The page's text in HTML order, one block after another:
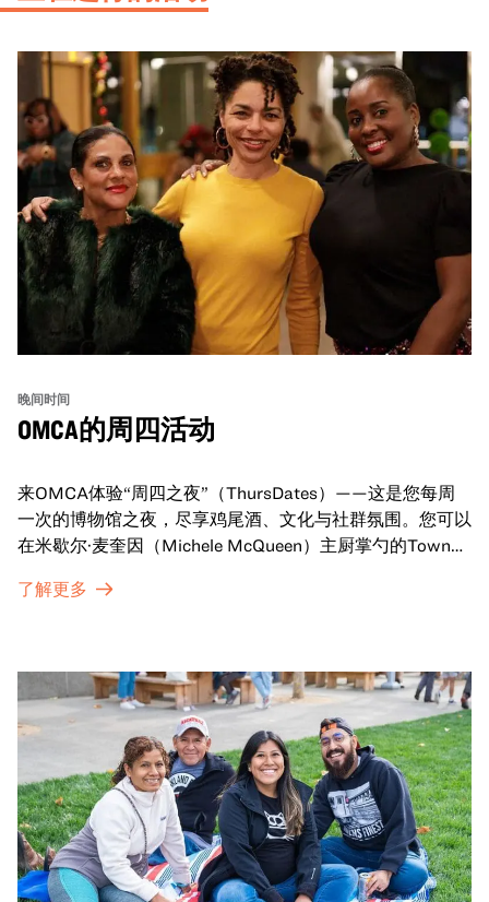
晚间时间
OMCA的周四活动
来OMCA体验“周四之夜”（ThursDates）——这是您每周
一次的博物馆之夜，尽享鸡尾酒、文化与社群氛围。您可以
在米歇尔·麦奎因（Michele McQueen）主厨掌勺的Town
探索那些在夜幕下焕发活力的展厅，那里将呈现快闪表演、
了解更多